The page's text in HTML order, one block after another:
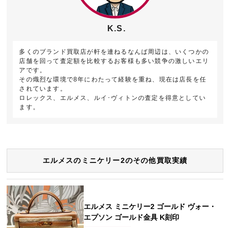
K.S.
多くのブランド買取店が軒を連ねるなんば周辺は、いくつかの
店舗を回って査定額を比較するお客様も多い競争の激しいエリ
アです。
その熾烈な環境で8年にわたって経験を重ね、現在は店長を任
されています。
ロレックス、エルメス、ルイ･ヴィトンの査定を得意としてい
ます。
エルメスのミニケリー2のその他買取実績
エルメス ミニケリー2 ゴールド ヴォー・
エプソン ゴールド金具 K刻印